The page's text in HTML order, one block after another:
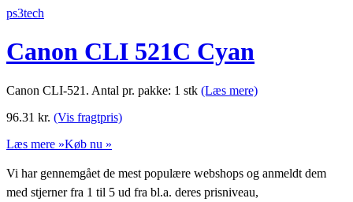
ps3tech
Canon CLI 521C Cyan
Canon CLI-521. Antal pr. pakke: 1 stk (Læs mere)
96.31 kr. (Vis fragtpris)
Læs mere »Køb nu »
Vi har gennemgået de mest populære webshops og anmeldt dem
med stjerner fra 1 til 5 ud fra bl.a. deres prisniveau,